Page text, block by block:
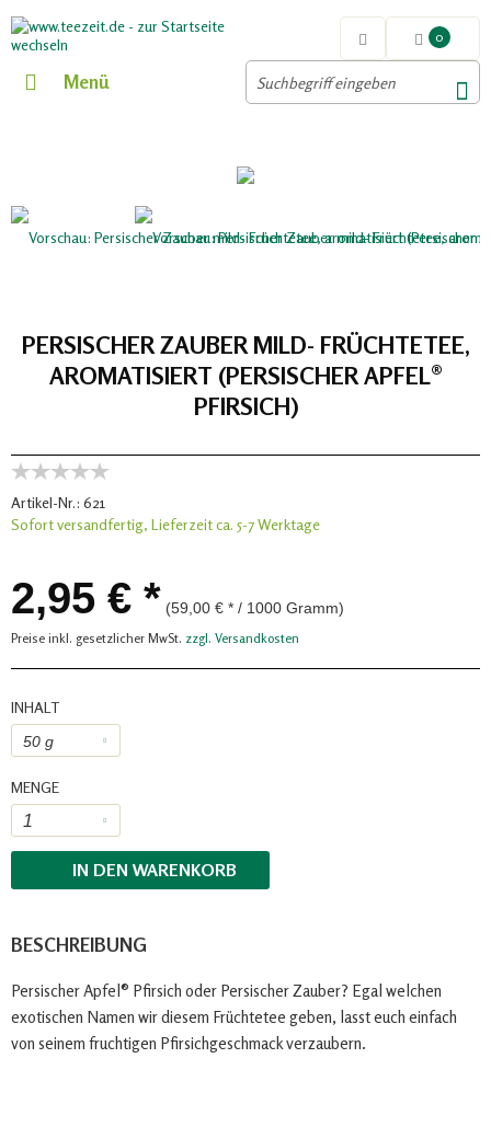
0
Menü
PERSISCHER ZAUBER MILD- FRÜCHTETEE,
AROMATISIERT (PERSISCHER APFEL®
PFIRSICH)
Artikel-Nr.: 621
Sofort versandfertig, Lieferzeit ca. 5-7 Werktage
2,95 € * (59,00 € * / 1000 Gramm)
Preise inkl. gesetzlicher MwSt. zzgl. Versandkosten
INHALT
MENGE
IN DEN WARENKORB
BESCHREIBUNG
Persischer Apfel® Pfirsich oder Persischer Zauber? Egal welchen
exotischen Namen wir diesem Früchtetee geben, lasst euch einfach
von seinem fruchtigen Pfirsichgeschmack verzaubern.